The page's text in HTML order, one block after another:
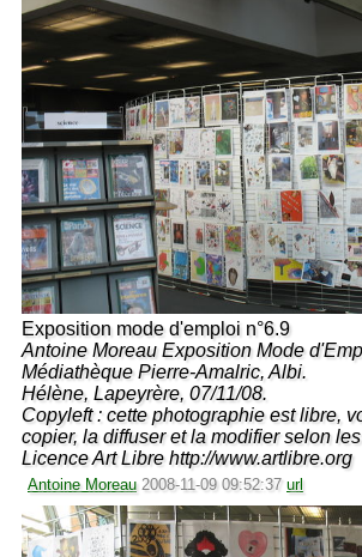
Exposition mode d'emploi n°6.9
Antoine Moreau Exposition Mode
Médiathèque Pierre-Amalric, Albi.
Hélène, Lapeyrère, 07/11/08.
Copyleft : cette photographie est libre,
copier, la diffuser et la modifier selon
Licence Art Libre http://www.artlibre.org
Antoine Moreau 2008-11-09 09:52:37 url